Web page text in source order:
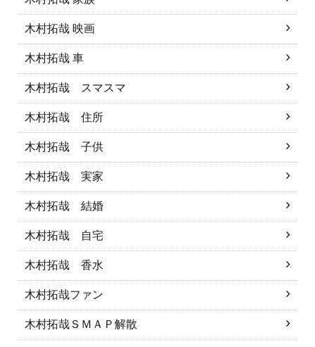
木村拓哉 映画
木村拓哉 車
木村拓哉 スマスマ
木村拓哉 住所
木村拓哉 子供
木村拓哉 実家
木村拓哉 結婚
木村拓哉 自宅
木村拓哉 香水
木村拓哉ファン
木村拓哉ＳＭＡＰ解散